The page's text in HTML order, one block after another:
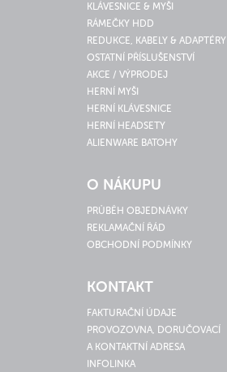
KLÁVESNICE & MYŠI
RÁMEČKY HDD
REDUKCE, KABELY & ADAPTÉRY
OSTATNÍ PŘÍSLUŠENSTVÍ
AKCE / VÝPRODEJ
HERNÍ MYŠI
HERNÍ KLÁVESNICE
HERNÍ HEADSETY
ALIENWARE BATOHY
O NÁKUPU
PRŮBĚH OBJEDNÁVKY
REKLAMAČNÍ ŘÁD
OBCHODNÍ PODMÍNKY
KONTAKT
FAKTURAČNÍ ÚDAJE
PROVOZOVNA, DORUČOVACÍ
A KONTAKTNÍ ADRESA
INFOLINKA